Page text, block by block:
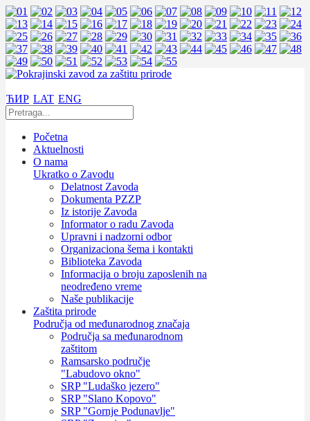
ЋИР LAT ENG
Početna
Aktuelnosti
O nama
Ukratko o Zavodu
Delatnost Zavoda
Dokumenta PZZP
Iz istorije Zavoda
Informator o radu Zavoda
Upravni i nadzorni odbor
Organizaciona šema i kontakti
Biblioteka Zavoda
Informacija o broju zaposlenih na
neodređeno vreme
Naše publikacije
Zaštita prirode
Područja od međunarodnog značaja
Područja sa međunarodnom
zaštitom
Ramsarsko područje
"Labudovo okno"
SRP "Ludaško jezero"
SRP "Slano Kopovo"
SRP "Gornje Podunavlje"